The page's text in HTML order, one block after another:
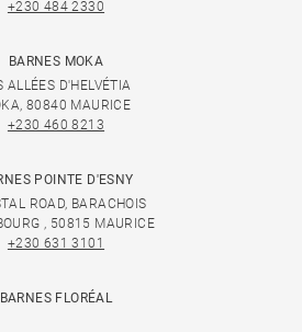
+230 484 2330
BARNES MOKA
ALLÉES D'HELVÉTIA
80840 MAURICE
+230 460 8213
POINTE D'ESNY
ROAD, BARACHOIS
, 50815 MAURICE
+230 631 3101
BARNES FLORÉAL